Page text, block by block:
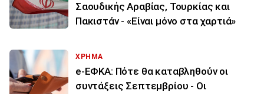
Σαουδικής Αραβίας, Τουρκίας και
Πακιστάν - «Είναι μόνο στα χαρτιά»
ΧΡΗΜΑ
e-ΕΦΚΑ: Πότε θα καταβληθούν οι
συντάξεις Σεπτεμβρίου - Οι